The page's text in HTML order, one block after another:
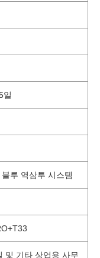
일
루 역삼투 시스템
및 기타 상업용 사무